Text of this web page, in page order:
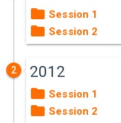
Session 1
Session 2
2 2012
Session 1
Session 2